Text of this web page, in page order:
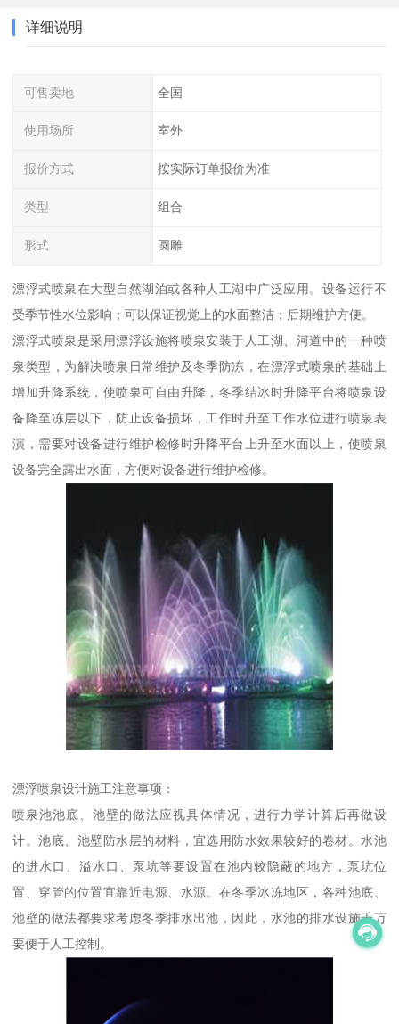
详细说明
可售卖地 全国
使用场所 室外
报价方式 按实际订单报价为准
类型 组合
形式 圆雕
漂浮式喷泉在大型自然湖泊或各种人工湖中广泛应用。设备运行不
受季节性水位影响；可以保证视觉上的水面整洁；后期维护方便。
漂浮式喷泉是采用漂浮设施将喷泉安装于人工湖、河道中的一种喷
泉类型，为解决喷泉日常维护及冬季防冻，在漂浮式喷泉的基础上
增加升降系统，使喷泉可自由升降，冬季结冰时升降平台将喷泉设
备降至冻层以下，防止设备损坏，工作时升至工作水位进行喷泉表
演，需要对设备进行维护检修时升降平台上升至水面以上，使喷泉
设备完全露出水面，方便对设备进行维护检修。
漂浮喷泉设计施工注意事项：
喷泉池池底、池壁的做法应视具体情况，进行力学计算后再做设
计。池底、池壁防水层的材料，宜选用防水效果较好的卷材。水池
的进水口、溢水口、泵坑等要设置在池内较隐蔽的地方，泵坑位
置、穿管的位置宜靠近电源、水源。在冬季冰冻地区，各种池底、
池壁的做法都要求考虑冬季排水出池，因此，水池的排水设施千万
要便于人工控制。